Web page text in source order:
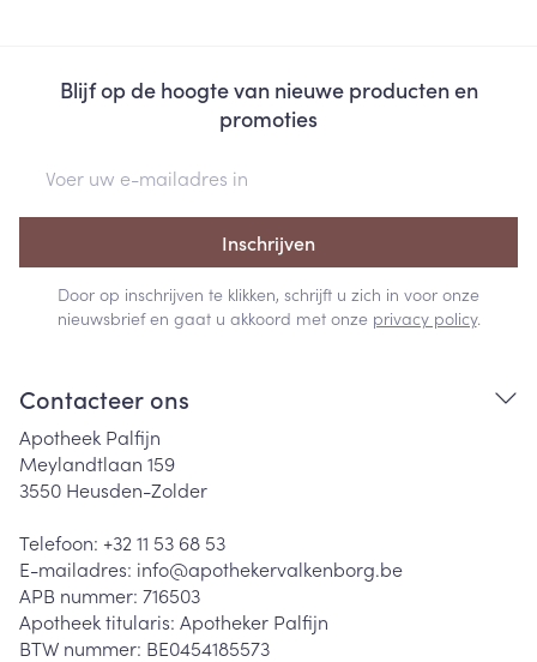
Blijf op de hoogte van nieuwe producten en
promoties
Inschrijven
Door op inschrijven te klikken, schrijft u zich in voor onze
nieuwsbrief en gaat u akkoord met onze privacy policy.
Contacteer ons
Apotheek Palfijn
Meylandtlaan 159
3550 Heusden-Zolder
Telefoon: +32 11 53 68 53
E-mailadres: info@apothekervalkenborg.be
APB nummer: 716503
Apotheek titularis: Apotheker Palfijn
BTW nummer: BE0454185573